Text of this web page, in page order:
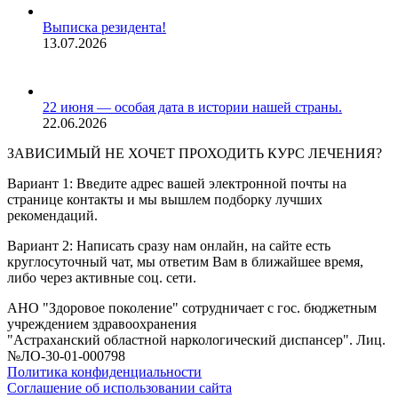
Выписка резидента!
13.07.2026
22 июня — особая дата в истории нашей страны.
22.06.2026
ЗАВИСИМЫЙ НЕ ХОЧЕТ ПРОХОДИТЬ КУРС ЛЕЧЕНИЯ?
Вариант 1: Введите адрес вашей электронной почты на
странице контакты и мы вышлем подборку лучших
рекомендаций.
Вариант 2: Написать сразу нам онлайн, на сайте есть
круглосуточный чат, мы ответим Вам в ближайшее время,
либо через активные соц. сети.
АНО "Здоровое поколение" сотрудничает с гос. бюджетным
учреждением здравоохранения
"Астраханский областной наркологический диспансер". Лиц.
№ЛО-30-01-000798
Политика конфиденциальности
Соглашение об использовании сайта